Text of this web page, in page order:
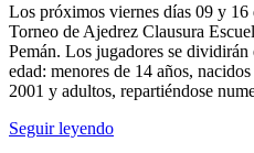
Los próximos viernes días 09 y 16
Torneo de Ajedrez Clausura
Pemán. Los jugadores se dividirán
edad: menores de 14 años,
2001 y adultos, repartiéndose
Seguir leyendo